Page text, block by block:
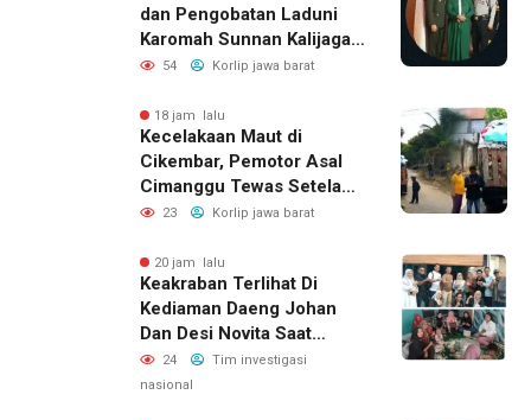
dan Pengobatan Laduni
Karomah Sunnan Kalijaga
Buka Ijazah Ilmu Laduni
54 Korlip jawa barat
18 jam lalu
Kecelakaan Maut di
Cikembar, Pemotor Asal
Cimanggu Tewas Setelah
Terpental Masuk Kolong
23 Korlip jawa barat
20 jam lalu
Keakraban Terlihat Di
Kediaman Daeng Johan
Dan Desi Novita Saat
Puluhan Awak Media Hadir
Dalam Rangka Acara Rutin
24
Tim investigasi
nasional